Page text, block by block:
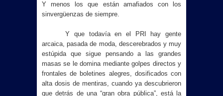
Y menos los que están amafiados con los
sinvergüenzas de siempre.
Y que todavía en el PRI hay gente
arcaica, pasada de moda, descerebrados y muy
estúpida que sigue pensando a las grandes
masas se le domina mediante golpes directos y
frontales de boletines alegres, dosificados con
alta dosis de mentiras, cuando ya descubrieron
que detrás de una “gran obra pública”, está la